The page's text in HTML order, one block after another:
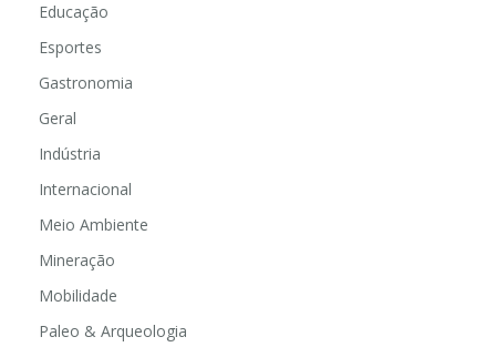
Educação
Esportes
Gastronomia
Geral
Indústria
Internacional
Meio Ambiente
Mineração
Mobilidade
Paleo & Arqueologia